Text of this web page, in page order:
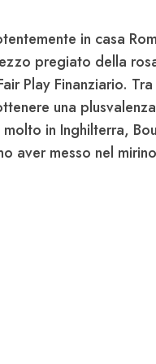
in casa
pregiato della
Play Finanziario.
una
in Inghilterra,
aver messo nel